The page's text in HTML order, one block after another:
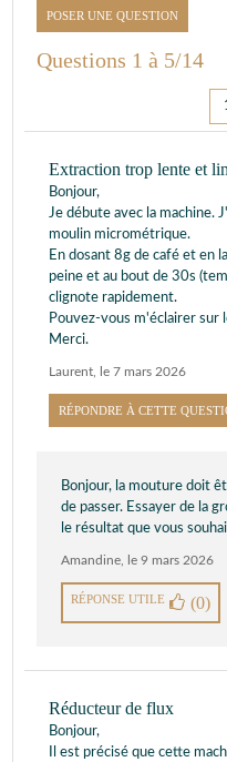
POSER UNE QUESTION
Questions 1 à 5/14
Extraction trop lente et
Bonjour,
Je débute avec la machine.
moulin micrométrique.
En dosant 8g de café et en
peine et au bout de 30s
clignote rapidement.
Pouvez-vous m'éclairer sur
Merci.
Laurent, le 7 mars 2026
RÉPONDRE À CETTE
Bonjour, la mouture doit
de passer. Essayer de la
le résultat que vous
Amandine, le 9 mars 2026
RÉPONSE UTILE (0)
Réducteur de flux
Bonjour,
Il est précisé que cette